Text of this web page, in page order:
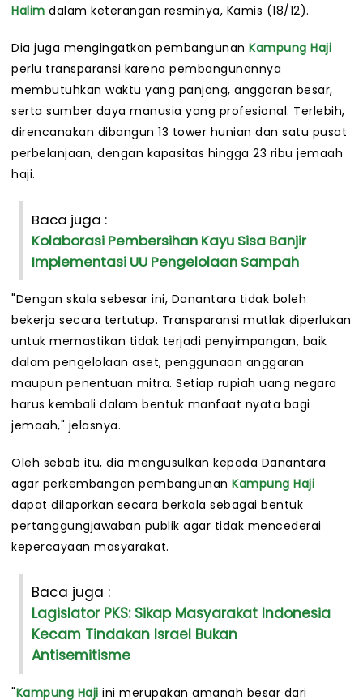
Halim dalam keterangan resminya, Kamis (18/12).
Dia juga mengingatkan pembangunan Kampung Haji
perlu transparansi karena pembangunannya
membutuhkan waktu yang panjang, anggaran besar,
serta sumber daya manusia yang profesional. Terlebih,
direncanakan dibangun 13 tower hunian dan satu pusat
perbelanjaan, dengan kapasitas hingga 23 ribu jemaah
haji.
Baca juga :
Kolaborasi Pembersihan Kayu Sisa Banjir
Implementasi UU Pengelolaan Sampah
"Dengan skala sebesar ini, Danantara tidak boleh
bekerja secara tertutup. Transparansi mutlak diperlukan
untuk memastikan tidak terjadi penyimpangan, baik
dalam pengelolaan aset, penggunaan anggaran
maupun penentuan mitra. Setiap rupiah uang negara
harus kembali dalam bentuk manfaat nyata bagi
jemaah," jelasnya.
Oleh sebab itu, dia mengusulkan kepada Danantara
agar perkembangan pembangunan Kampung Haji
dapat dilaporkan secara berkala sebagai bentuk
pertanggungjawaban publik agar tidak mencederai
kepercayaan masyarakat.
Baca juga :
Lagislator PKS: Sikap Masyarakat Indonesia
Kecam Tindakan Israel Bukan
Antisemitisme
"Kampung Haji ini merupakan amanah besar dari